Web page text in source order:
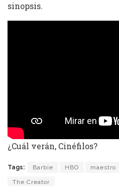
sinopsis.
¿Cuál verán, Cinéfilos?
Tags: Barbie HBO maestro
The Creator